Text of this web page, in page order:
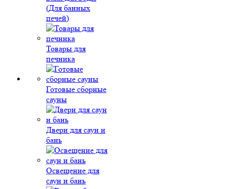
(Для банных
печей)
Товары для
печника
Готовые сборные
сауны
Двери для саун и
бань
Освещение для
саун и бань